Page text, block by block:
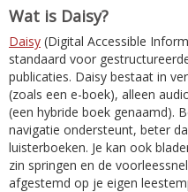
Wat is Daisy?
Daisy (Digital Accessible
standaard voor
publicaties. Daisy bestaat in
(zoals een e-boek), alleen
(een hybride boek genaamd).
navigatie ondersteunt, beter
luisterboeken. Je kan ook
zin springen en de
afgestemd op je eigen